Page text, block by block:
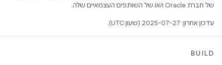
של חברת Oracle ו/או של השותפים העצמאיים שלה.
עדכון אחרון: 2025-07-27 (שעון UTC).
BUILD